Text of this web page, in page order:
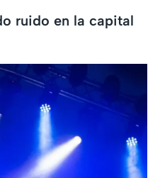
ruido en la capital